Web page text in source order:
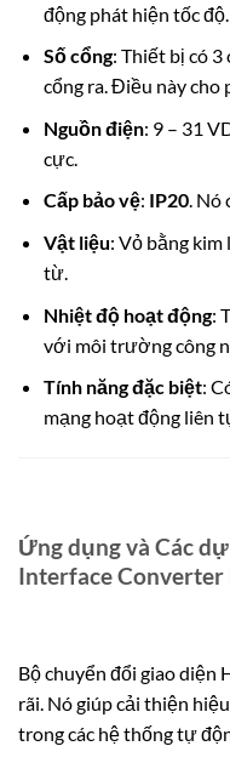
động phát hiện tốc độ.
Số cổng: Thiết bị có 3
cổng ra.Điều này cho
Nguồn điện: 9 – 31
cực.
Cấp bảo vệ: IP20.Nó
Vật liệu: Vỏ bằng
từ.
Nhiệt độ hoạt động:
với môi trường công
Tính năng đặc biệt:
mạng hoạt động liên
Ứng dụng và Các
Interface Converter
Bộ chuyển đổi giao diện
rãi. Nó giúp cải thiện
trong các hệ thống tự